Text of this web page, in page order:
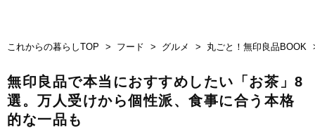
これからの暮らしTOP フード グルメ 丸ごと！無印良品BOOK
無印良品で本当におすすめしたい「お茶」8
選。万人受けから個性派、食事に合う本格
的な一品も